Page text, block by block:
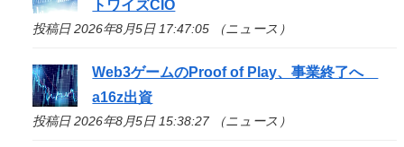
トワイズCIO
投稿日 2026年8月5日 17:47:05 （ニュース）
Web3ゲームのProof of Play、事業終了へ
a16z出資
投稿日 2026年8月5日 15:38:27 （ニュース）